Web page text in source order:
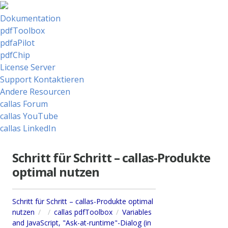
Dokumentation
pdfToolbox
pdfaPilot
pdfChip
License Server
Support Kontaktieren
Andere Resourcen
callas Forum
callas YouTube
callas LinkedIn
Schritt für Schritt – callas-Produkte
optimal nutzen
Schritt für Schritt – callas-Produkte optimal
nutzen
callas pdfToolbox
Variables
and JavaScript, "Ask-at-runtime"-Dialog (in